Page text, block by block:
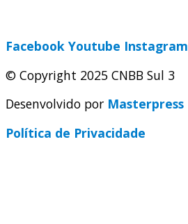
Facebook Youtube Instagram
© Copyright 2025 CNBB Sul 3
Desenvolvido por Masterpress
Política de Privacidade